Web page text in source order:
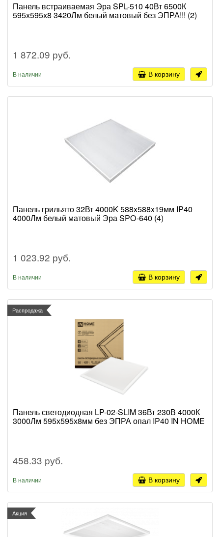
Панель встраиваемая Эра SPL-510 40Вт 6500К
595х595х8 3420Лм белый матовый без ЭПРА!!! (2)
1 872.09 руб.
В наличии В корзину
Панель грильято 32Вт 4000K 588x588x19мм IP40
4000Лм белый матовый Эра SPO-640 (4)
1 023.92 руб.
В наличии В корзину
Распродажа
Панель светодиодная LP-02-SLIM 36Вт 230В 4000К
3000Лм 595х595х8мм без ЭПРА опал IP40 IN HOME
458.33 руб.
В наличии В корзину
Акция